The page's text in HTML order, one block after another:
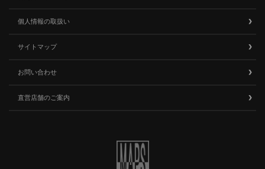
個人情報の取扱い
サイトマップ
お問い合わせ
直営店舗のご案内